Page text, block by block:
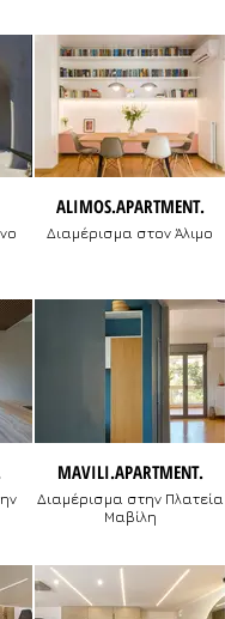
ALIMOS.APARTMENT.
Διαμέρισμα στον Άλιμο
MAVILI.APARTMENT.
Διαμέρισμα στην Πλατεία
Μαβίλη